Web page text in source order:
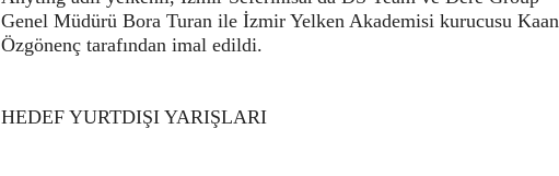
Genel Müdürü Bora Turan ile İzmir Yelken Akademisi kurucusu Kaan
Özgönenç tarafından imal edildi.
HEDEF YURTDIŞI YARIŞLARI